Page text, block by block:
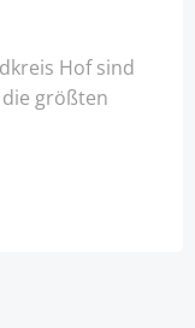
Hof sind
größten